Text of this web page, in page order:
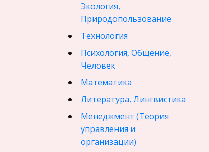
Экология,
Природопользование
Технология
Психология, Общение,
Человек
Математика
Литература, Лингвистика
Менеджмент (Теория
управления и
организации)